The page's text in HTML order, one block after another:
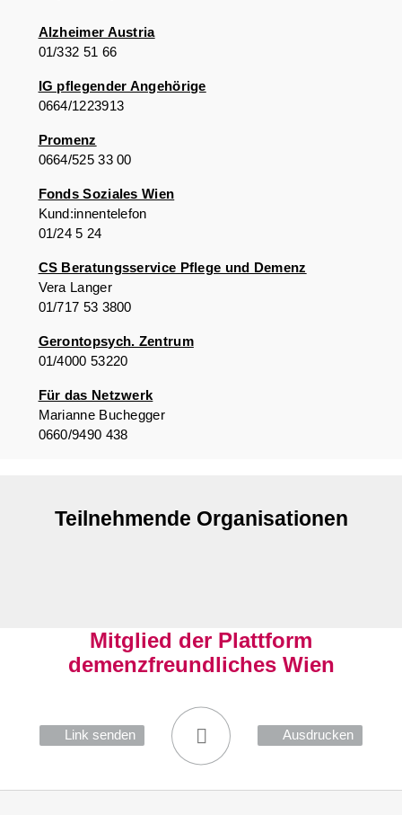
Alzheimer Austria
01/332 51 66
IG pflegender Angehörige
0664/1223913
Promenz
0664/525 33 00
Fonds Soziales Wien
Kund:innentelefon
01/24 5 24
CS Beratungsservice Pflege und Demenz
Vera Langer
01/717 53 3800
Gerontopsych. Zentrum
01/4000 53220
Für das Netzwerk
Marianne Buchegger
0660/9490 438
Teilnehmende Organisationen
Mitglied der Plattform
demenzfreundliches Wien
Link senden Ausdrucken